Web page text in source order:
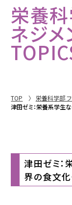
栄養科
ネジメ
TOP
栄養科学部
津田ゼミ：栄養系学生
津田ゼミ：
界の食文